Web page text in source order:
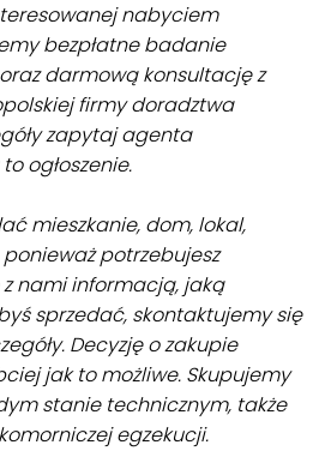
nabyciem
bezpłatne badanie
darmową konsultację z
firmy doradztwa
zapytaj agenta
ogłoszenie.
mieszkanie, dom, lokal,
potrzebujesz
z nami informacją, jaką
sprzedać, skontaktujemy się
Decyzję o zakupie
jak to możliwe. Skupujemy
stanie technicznym, także
egzekucji.